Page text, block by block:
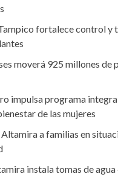
fortalece control y
moverá 925 millones de
impulsa programa
de las mujeres
a familias en
instala tomas de agua